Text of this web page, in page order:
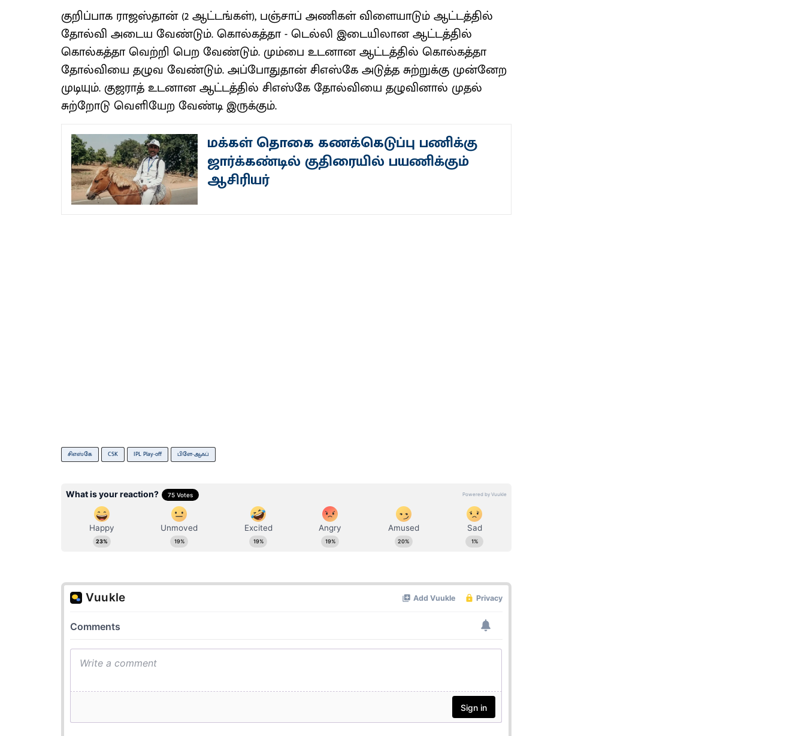
குறிப்பாக ராஜஸ்தான் (2 ஆட்டங்கள்), பஞ்சாப் அணிகள் விளையாடும் ஆட்டத்தில்
தோல்வி அடைய வேண்டும். கொல்கத்தா - டெல்லி இடையிலான ஆட்டத்தில்
கொல்கத்தா வெற்றி பெற வேண்டும். மும்பை உடனான ஆட்டத்தில் கொல்கத்தா
தோல்வியை தழுவ வேண்டும். அப்போதுதான் சிஎஸ்கே அடுத்த சுற்றுக்கு முன்னேற
முடியும். குஜராத் உடனான ஆட்டத்தில் சிஎஸ்கே தோல்வியை தழுவினால் முதல்
சுற்றோடு வெளியேற வேண்டி இருக்கும்.
மக்கள் தொகை கணக்கெடுப்பு பணிக்கு
ஜார்க்கண்டில் குதிரையில் பயணிக்கும்
ஆசிரியர்
சிஎஸ்கே CSK IPL Play-off பிளே-ஆஃப்